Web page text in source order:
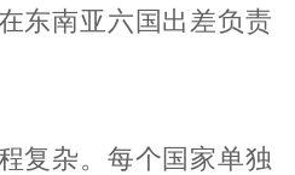
东南亚六国出差负责
复杂。每个国家单独